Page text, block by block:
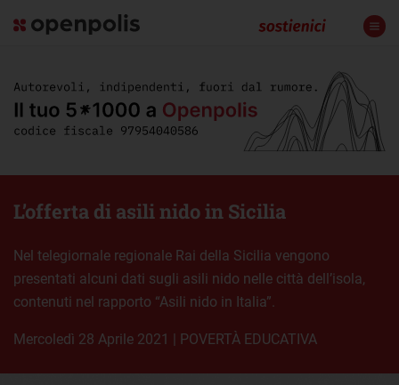
L’offerta di asili nido in Sicilia
Nel telegiornale regionale Rai della Sicilia vengono
presentati alcuni dati sugli asili nido nelle città dell’isola,
contenuti nel rapporto “Asili nido in Italia”.
mercoledì 28 Aprile 2021 | POVERTÀ EDUCATIVA